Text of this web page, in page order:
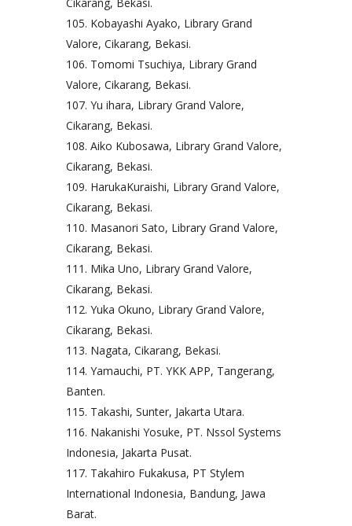
Kobayashi Ayako, Library Grand
Valore, Cikarang, Bekasi.
Tomomi Tsuchiya, Library Grand
Valore, Cikarang, Bekasi.
Yu ihara, Library Grand Valore,
Cikarang, Bekasi.
Aiko Kubosawa, Library Grand Valore,
Cikarang, Bekasi.
HarukaKuraishi, Library Grand Valore,
Cikarang, Bekasi.
Masanori Sato, Library Grand Valore,
Cikarang, Bekasi.
Mika Uno, Library Grand Valore,
Cikarang, Bekasi.
Yuka Okuno, Library Grand Valore,
Cikarang, Bekasi.
Nagata, Cikarang, Bekasi.
Yamauchi, PT. YKK APP, Tangerang,
Banten.
Takashi, Sunter, Jakarta Utara.
Nakanishi Yosuke, PT. Nssol Systems
Indonesia, Jakarta Pusat.
Takahiro Fukakusa, PT Stylem
International Indonesia, Bandung, Jawa
Barat.